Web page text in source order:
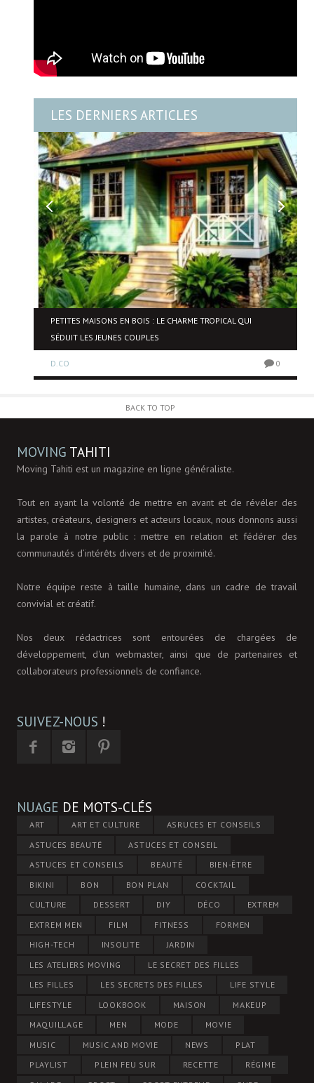
LES DERNIERS ARTICLES
PETITES MAISONS EN BOIS : LE CHARME TROPICAL QUI
SÉDUIT LES JEUNES COUPLES
D.CO 0
BACK TO TOP
MOVING TAHITI
Moving Tahiti est un magazine en ligne généraliste.
Tout en ayant la volonté de mettre en avant et de révéler des
artistes, créateurs, designers et acteurs locaux, nous donnons aussi
la parole à notre public : mettre en relation et fédérer des
communautés d’intérêts divers et de proximité.
Notre équipe reste à taille humaine, dans un cadre de travail
convivial et créatif.
Nos deux rédactrices sont entourées de chargées de
développement, d'un webmaster, ainsi que de partenaires et
collaborateurs professionnels de confiance.
SUIVEZ-NOUS !
NUAGE DE MOTS-CLÉS
ART ART ET CULTURE
ASRUCES ET CONSEILS
ASTUCES BEAUTÉ
ASTUCES ET CONSEIL
ASTUCES ET CONSEILS
BEAUTÉ
BIEN-ÊTRE
BIKINI
BON BON PLAN
COCKTAIL
CULTURE
DESSERT DIY DÉCO
EXTREM
EXTREM MEN
FILM FITNESS
FORMEN
HIGH-TECH
INSOLITE
JARDIN
LES ATELIERS MOVING
LE SECRET DES FILLES
LES FILLES
LES SECRETS DES FILLES
LIFE STYLE
LIFESTYLE
LOOKBOOK MAISON
MAKEUP
MAQUILLAGE
MEN MODE
MOVIE
MUSIC
MUSIC AND MOVIE NEWS
PLAT
PLAYLIST
PLEIN FEU SUR RECETTE
RÉGIME